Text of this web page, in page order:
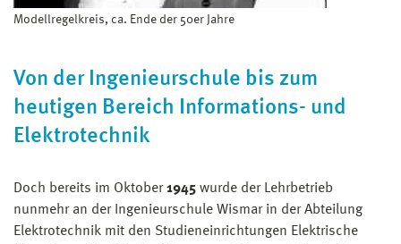
Modellregelkreis, ca. Ende der 50er Jahre
Von der Ingenieurschule bis zum
heutigen Bereich Informations- und
Elektrotechnik
Doch bereits im Oktober1945 wurde der Lehrbetrieb
nunmehr an der Ingenieur­schule Wismar in der Abteilung
Elektrotechnik mit den Studieneinrichtungen Elektrische